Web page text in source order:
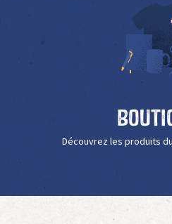
Découvrez les produits